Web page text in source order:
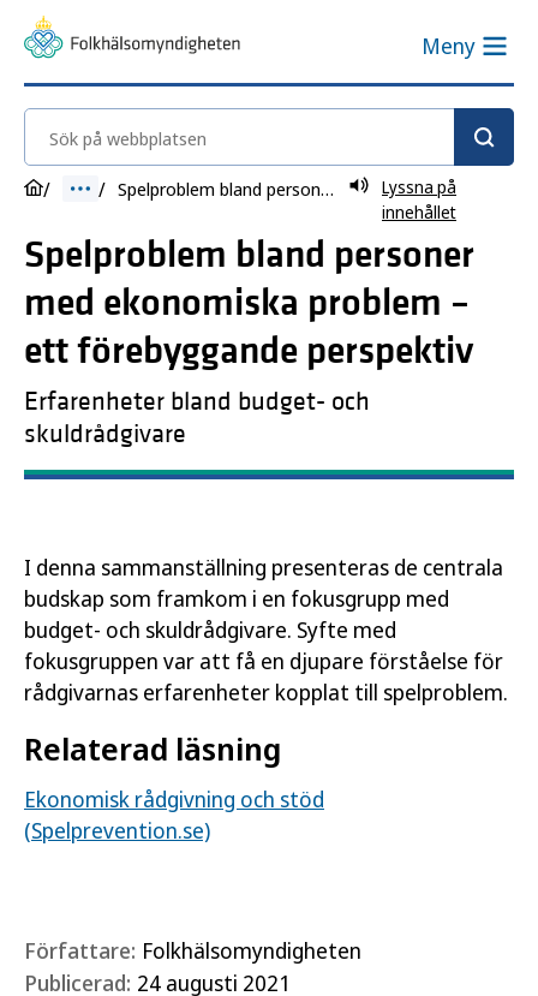
Meny
Sök på webbplatsen
Spelproblem bland personer med ekonomiska problem – ett förebyggande perspektiv
Lyssna på
innehållet
Spelproblem bland personer
med ekonomiska problem –
ett förebyggande perspektiv
Erfarenheter bland budget- och
skuldrådgivare
I denna sammanställning presenteras de centrala
budskap som framkom i en fokusgrupp med
budget- och skuldrådgivare. Syfte med
fokusgruppen var att få en djupare förståelse för
rådgivarnas erfarenheter kopplat till spelproblem.
Relaterad läsning
Ekonomisk rådgivning och stöd
(Spelprevention.se)
Författare: Folkhälsomyndigheten
Publicerad: 24 augusti 2021